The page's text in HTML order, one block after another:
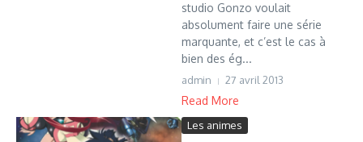
studio Gonzo voulait
absolument faire une série
marquante, et c’est le cas à
bien des ég...
admin 27 avril 2013
Read More
Les animes